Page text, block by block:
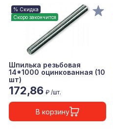
% Скидка
Скоро закончится
Шпилька резьбовая
14*1000 оцинкованная (10
шт)
172,86 ₽ /шт.
В корзину